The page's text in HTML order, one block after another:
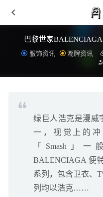
巴黎世家
服饰资讯 潮牌资讯
绿巨人浩克是漫威
一，视觉上的
「Smash」
BALENCIAGA 便
系列，包含卫衣、
列均以浩克……
瘦腹美腿的动作 让你轻
小「俄勒冈」AJ6 竟然
2021-03-14
反伍2和大三角哪个好反
李宁幻影3、全城9和韦
2021-10-20